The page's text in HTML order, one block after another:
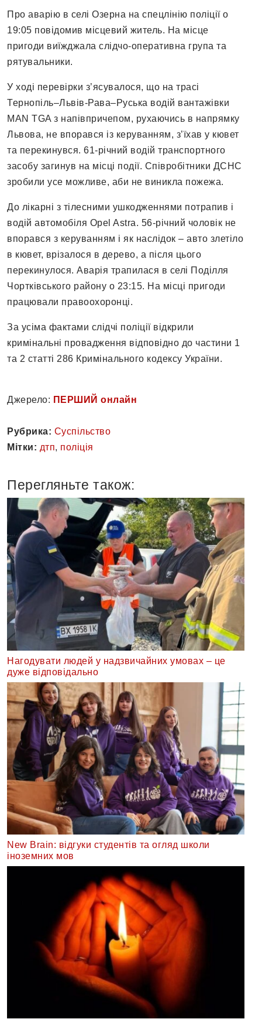
Про аварію в селі Озерна на спецлінію поліції о
19:05 повідомив місцевий житель. На місце
пригоди виїжджала слідчо-оперативна група та
рятувальники.
У ході перевірки з’ясувалося, що на трасі
Тернопіль–Львів-Рава–Руська водій вантажівки
MAN TGA з напівпричепом, рухаючись в напрямку
Львова, не впорався із керуванням, з’їхав у кювет
та перекинувся. 61-річний водій транспортного
засобу загинув на місці події. Співробітники ДСНС
зробили усе можливе, аби не виникла пожежа.
До лікарні з тілесними ушкодженнями потрапив і
водій автомобіля Opel Astra. 56-річний чоловік не
впорався з керуванням і як наслідок – авто злетіло
в кювет, врізалося в дерево, а після цього
перекинулося. Аварія трапилася в селі Поділля
Чортківського району о 23:15. На місці пригоди
працювали правоохоронці.
За усіма фактами слідчі поліції відкрили
кримінальні провадження відповідно до частини 1
та 2 статті 286 Кримінального кодексу України.
Джерело: ПЕРШИЙ онлайн
Рубрика: Суспільство
Мітки: дтп, поліція
Перегляньте також:
Нагодувати людей у надзвичайних умовах – це
дуже відповідально
New Brain: відгуки студентів та огляд школи
іноземних мов